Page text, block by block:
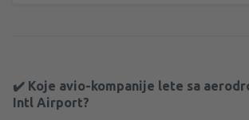
✔️ Koje avio-kompanije lete sa
Intl Airport?